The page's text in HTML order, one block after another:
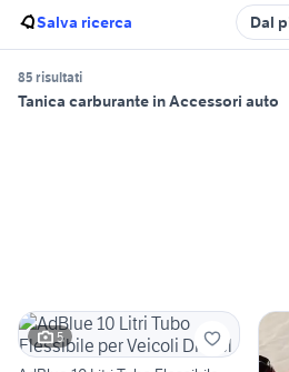
Salva ricerca Dal
85 risultati
Tanica carburante in Accessori auto
5